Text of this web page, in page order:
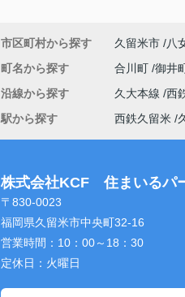
市区町村から探す 久留米市 八
町名から探す
合川町 御井
沿線から探す
久大本線 西
駅から探す
西鉄久留米
株式会社KCF 住まいるパ
〒830-0023
福岡県久留米市中央町32-16
営業時間： 10：00～18：30
定休日： 火曜日